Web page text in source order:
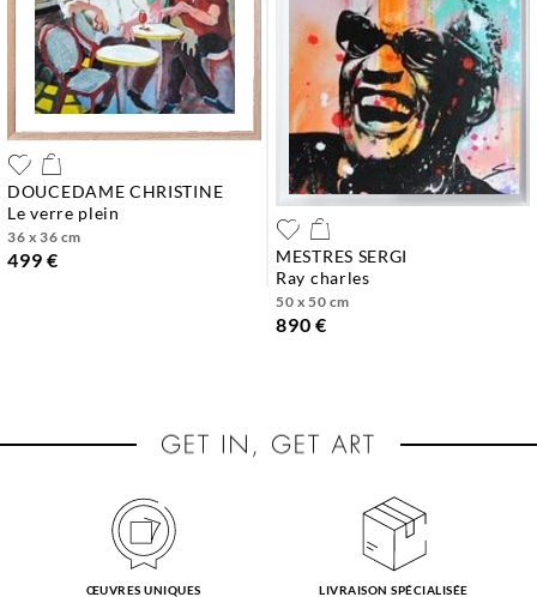
DOUCEDAME CHRISTINE
le verre plein
36 x 36 cm
499 €
MESTRES SERGI
ray charles
50 x 50 cm
890 €
ŒUVRES UNIQUES
LIVRAISON SPÉCIALISÉE